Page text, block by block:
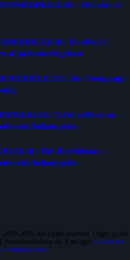
– Hvorfor et
Travlhed i
af på beskæftigelsen
Stor fremgang i
Tid til refleksion –
svindbekæmpelse
Tid til refleksion –
svindbekæmpelse
2009-2026. All rights reserved. Udgiv gratis
Pressemeddelelse.dk. Læs også artikler fra
virksomheder.